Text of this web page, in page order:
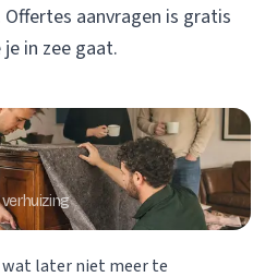
aanvragen is gratis
in zee gaat.
wat later niet meer te